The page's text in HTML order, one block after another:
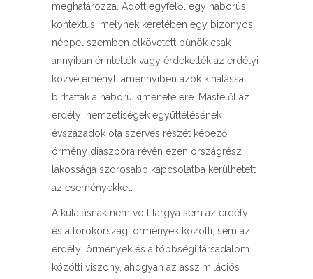
meghatározza. Adott egyfelől egy háborús
kontextus, melynek keretében egy bizonyos
néppel szemben elkövetett bűnök csak
annyiban érintették vagy érdekelték az erdélyi
közvéleményt, amennyiben azok kihatással
bírhattak a háború kimenetelére. Másfelől az
erdélyi nemzetiségek együttélésének
évszázadok óta szerves részét képező
örmény diaszpóra révén ezen országrész
lakossága szorosabb kapcsolatba kerülhetett
az eseményekkel.
A kutatásnak nem volt tárgya sem az erdélyi
és a törökországi örmények közötti, sem az
erdélyi örmények és a többségi társadalom
közötti viszony, ahogyan az asszimilációs